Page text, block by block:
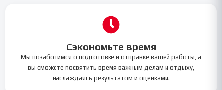
Сэкономьте время
Мы позаботимся о подготовке и отправке вашей работы, а
вы сможете посвятить время важным делам и отдыху,
наслаждаясь результатом и оценками.